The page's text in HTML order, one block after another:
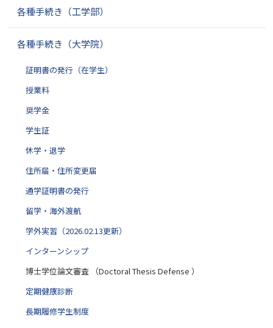
各種手続き（工学部）
各種手続き（大学院）
証明書の発行（在学生）
授業料
奨学金
学生証
休学・退学
住所届・住所変更届
通学証明書の発行
留学・海外渡航
学外実習（2026.02.13更新）
インターンシップ
博士学位論文審査 （Doctoral Thesis Defense ）
定期健康診断
長期履修学生制度